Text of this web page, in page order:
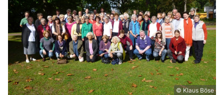
© Klaus Böse